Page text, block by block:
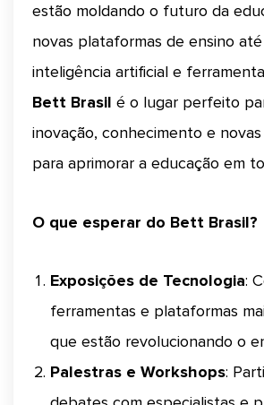
estão moldando o futuro da
novas plataformas de ensino
inteligência artificial e
Bett Brasil é o lugar perfeito
inovação, conhecimento e
para aprimorar a educação em
O que esperar do Bett Brasil?
Exposições de Tecnologia:
ferramentas e plataformas
que estão revolucionando o
Palestras e Workshops: